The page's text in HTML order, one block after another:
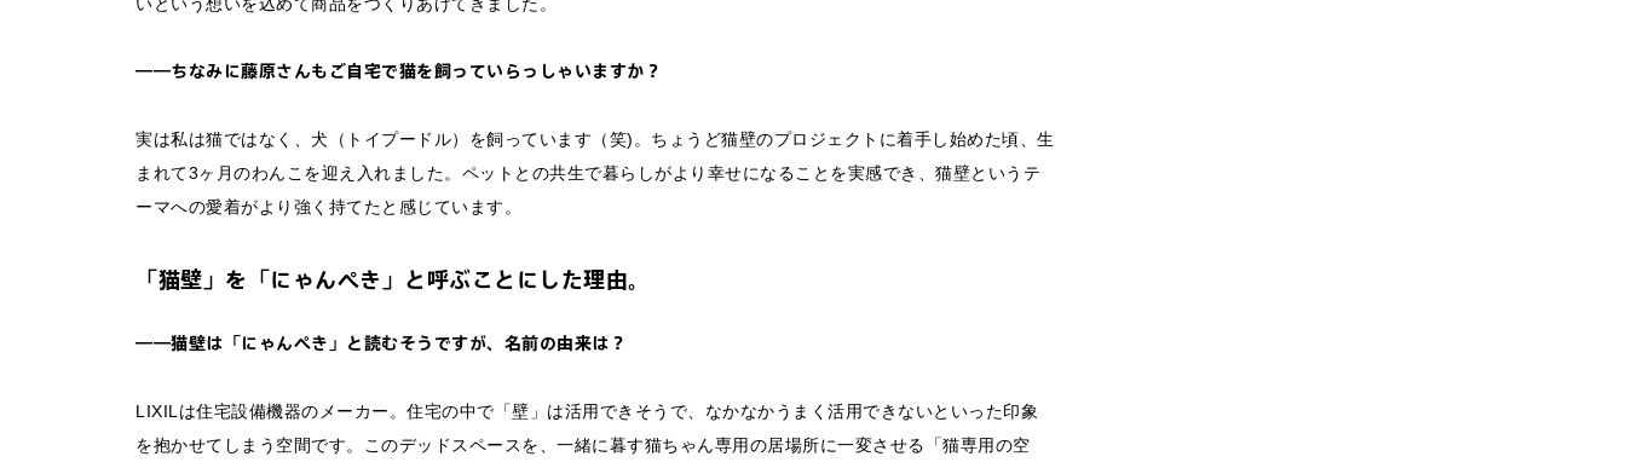
――ちなみに藤原さんもご自宅で猫を飼っていらっしゃいますか？
実は私は猫ではなく、犬（トイプードル）を飼っています（笑)。ちょうど猫壁のプロジェクトに着手し始めた頃、生
まれて3ヶ月のわんこを迎え入れました。ペットとの共生で暮らしがより幸せになることを実感でき、猫壁というテ
ーマへの愛着がより強く持てたと感じています。
「猫壁」を「にゃんぺき」と呼ぶことにした理由。
――猫壁は「にゃんぺき」と読むそうですが、名前の由来は？
LIXILは住宅設備機器のメーカー。住宅の中で「壁」は活用できそうで、なかなかうまく活用できないといった印象
を抱かせてしまう空間です。このデッドスペースを、一緒に暮す猫ちゃん専用の居場所に一変させる「猫専用の空